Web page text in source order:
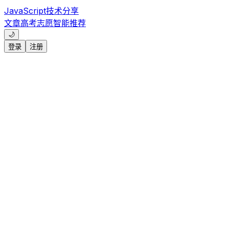
JavaScript技术分享
文章高考志愿智能推荐
🌙
登录
注册